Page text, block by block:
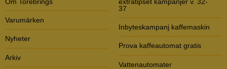
Varumärken
Nyheter
Arkiv
37
Inbyteskampanj kaffemaskin
Prova kaffeautomat gratis
Vattenautomater